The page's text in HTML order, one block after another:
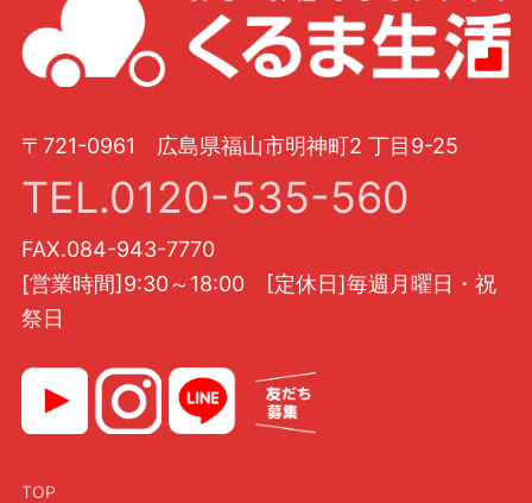
〒721-0961 広島県福山市明神町2 丁目9-25
TEL.0120-535-560
FAX.084-943-7770
[営業時間]9:30～18:00 [定休日]毎週月曜日・祝
祭日
TOP